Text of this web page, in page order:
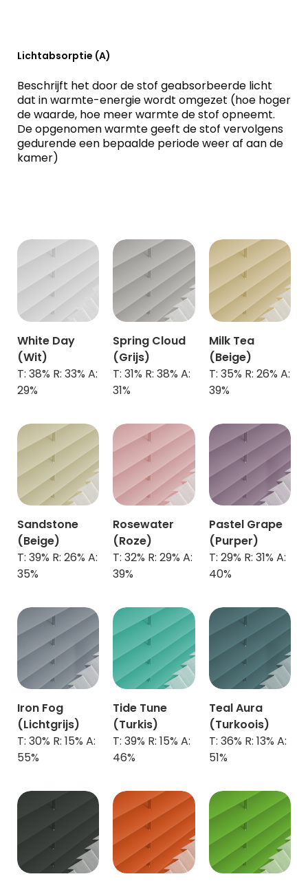
Lichtabsorptie (A)
Beschrijft het door de stof geabsorbeerde licht
dat in warmte-energie wordt omgezet (hoe hoger
de waarde, hoe meer warmte de stof opneemt.
De opgenomen warmte geeft de stof vervolgens
gedurende een bepaalde periode weer af aan de
kamer)
White Day
(Wit)
T: 38% R: 33% A:
29%
Spring Cloud
(Grijs)
T: 31% R: 38% A:
31%
Milk Tea
(Beige)
T: 35% R: 26% A:
39%
Sandstone
(Beige)
T: 39% R: 26% A:
35%
Rosewater
(Roze)
T: 32% R: 29% A:
39%
Pastel Grape
(Purper)
T: 29% R: 31% A:
40%
Iron Fog
(Lichtgrijs)
T: 30% R: 15% A:
55%
Tide Tune
(Turkis)
T: 39% R: 15% A:
46%
Teal Aura
(Turkoois)
T: 36% R: 13% A:
51%